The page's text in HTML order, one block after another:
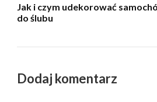
Jak i czym udekorować
do ślubu
Dodaj komentarz